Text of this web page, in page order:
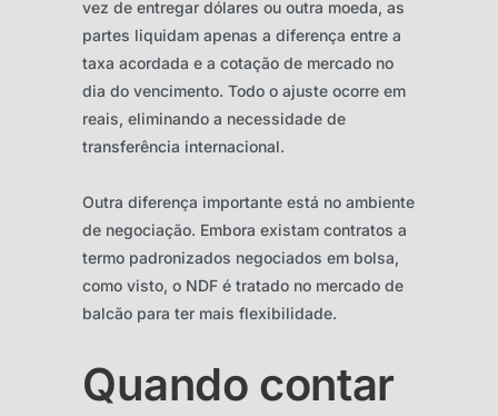
vez de entregar dólares ou outra moeda, as
partes liquidam apenas a diferença entre a
taxa acordada e a cotação de mercado no
dia do vencimento. Todo o ajuste ocorre em
reais, eliminando a necessidade de
transferência internacional.
Outra diferença importante está no ambiente
de negociação. Embora existam contratos a
termo padronizados negociados em bolsa,
como visto, o NDF é tratado no mercado de
balcão para ter mais flexibilidade.
Quando contar